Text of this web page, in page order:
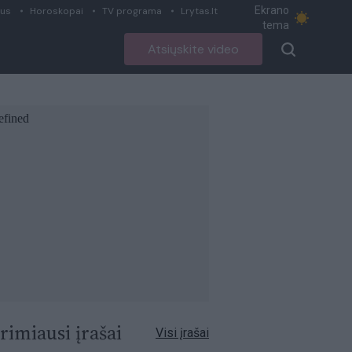
Horoskopai TV programa Lrytas.lt
Ekrano
tema
Atsiųskite video
įrašai Visi įrašai